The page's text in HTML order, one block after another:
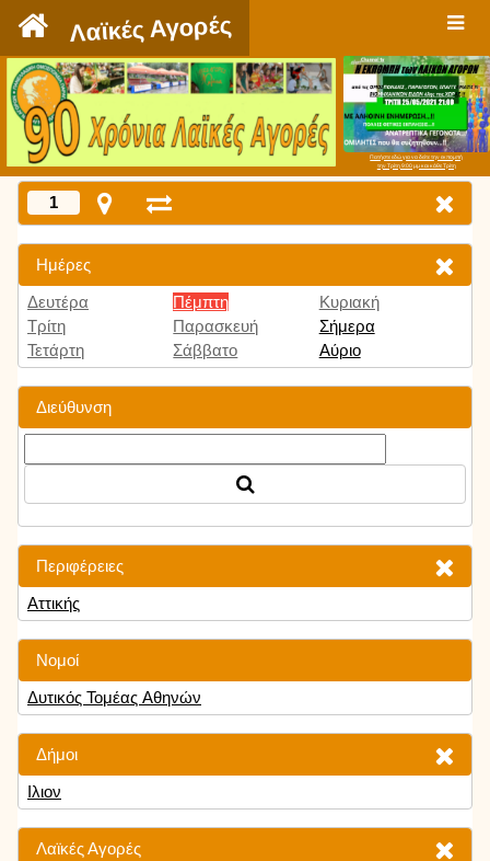
Λαϊκές Αγορές
Πατήστε εδώ για να δείτε την εκπομπή
την Τρίτη 9:00 μμ και κάθε Τρίτη
1
Ημέρες
Δευτέρα
Τρίτη
Τετάρτη
Πέμπτη
Παρασκευή
Σάββατο
Κυριακή
Σήμερα
Αύριο
Διεύθυνση
Περιφέρειες
Αττικής
Νομοί
Δυτικός Τομέας Αθηνών
Δήμοι
Ιλιον
Λαϊκές Αγορές